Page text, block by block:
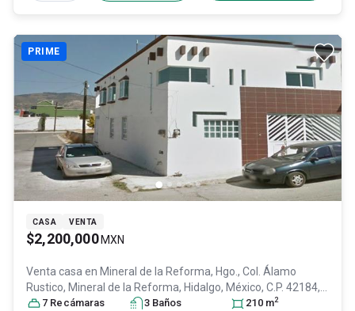
PRIME
CASA VENTA
$2,200,000 MXN
Venta casa en Mineral de la Reforma, Hgo., Col. Álamo
Rustico, Mineral de la Reforma, Hidalgo, México, C.P. 42184,
ID:31103221
7 Recámaras 3 Baños 210 m2